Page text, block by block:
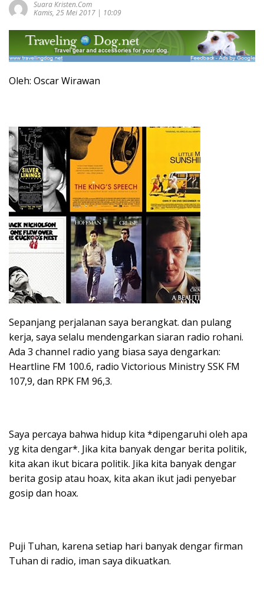
Suara Kristen.com
Kamis, 25 Mei 2017 | 10:09
Oleh: Oscar Wirawan
Sepanjang perjalanan saya berangkat. dan pulang
kerja, saya selalu mendengarkan siaran radio rohani.
Ada 3 channel radio yang biasa saya dengarkan:
Heartline FM 100.6, radio Victorious Ministry SSK FM
107,9, dan RPK FM 96,3.
Saya percaya bahwa hidup kita *dipengaruhi oleh apa
yg kita dengar*. Jika kita banyak dengar berita politik,
kita akan ikut bicara politik. Jika kita banyak dengar
berita gosip atau hoax, kita akan ikut jadi penyebar
gosip dan hoax.
Puji Tuhan, karena setiap hari banyak dengar firman
Tuhan di radio, iman saya dikuatkan.